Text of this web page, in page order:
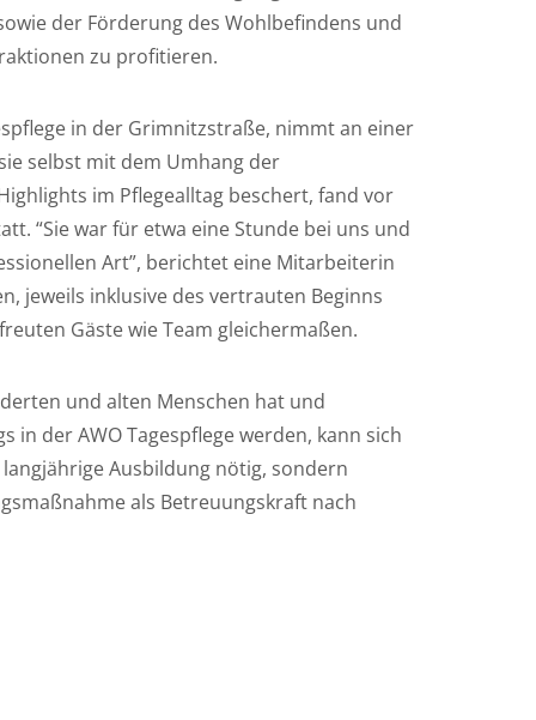
der Förderung des Wohlbefindens und
zu profitieren.
in der Grimnitzstraße, nimmt an einer
selbst mit dem Umhang der
im Pflegealltag beschert, fand vor
“Sie war für etwa eine Stunde bei uns und
Art”, berichtet eine Mitarbeiterin
jeweils inklusive des vertrauten Beginns
Gäste wie Team gleichermaßen.
und alten Menschen hat und
in der AWO Tagespflege werden, kann sich
Ausbildung nötig, sondern
als Betreuungskraft nach